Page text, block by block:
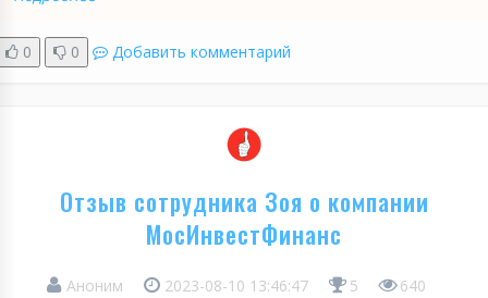
0 0 Добавить комментарий
Отзыв сотрудника Зоя о компании
МосИнвестФинанс
Аноним 2023-08-10 13:46:47 5 640